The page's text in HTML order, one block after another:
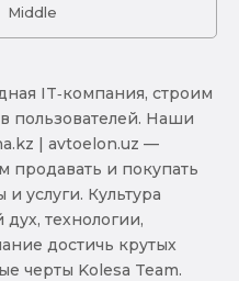
Middle
IT‑компания, строим
пользователей. Наши
| avtoelon.uz —
продавать и покупать
услуги. Культура
технологии,
достичь крутых
черты Kolesa Team.